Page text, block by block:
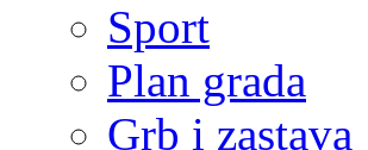
Sport
Plan grada
Grb i zastava